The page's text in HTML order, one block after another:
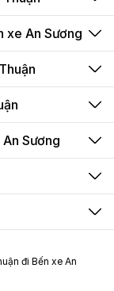
xe An Sương
Sương
đi Bến xe An